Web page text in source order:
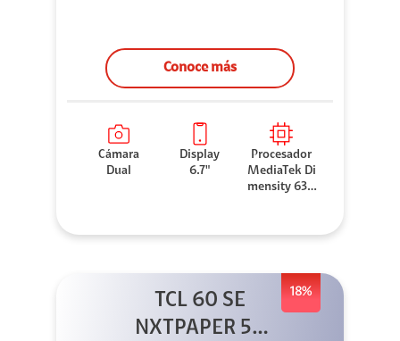
Conoce más
Cámara
Dual
Display
6.7"
Procesador
MediaTek Di
mensity 630
18%
TCL 60 SE
NXTPAPER 5G